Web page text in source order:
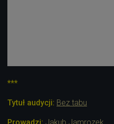
***
Tytuł audycji: Bez tabu